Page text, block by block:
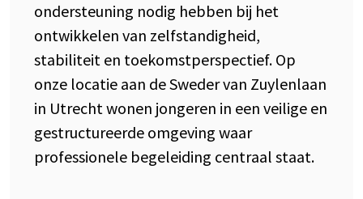
ondersteuning nodig hebben bij het
ontwikkelen van zelfstandigheid,
stabiliteit en toekomstperspectief. Op
onze locatie aan de Sweder van Zuylenlaan
in Utrecht wonen jongeren in een veilige en
gestructureerde omgeving waar
professionele begeleiding centraal staat.